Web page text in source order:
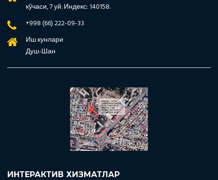
кўчаси, 7 уй. Индекс: 140158.
+998 (66) 222-09-33
Иш кунлари
Душ-Шан
ИНТЕРАКТИВ ХИЗМАТЛАР